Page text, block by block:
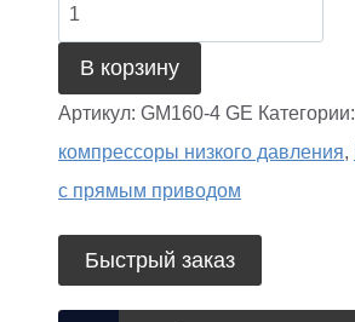
товара
Винтовой
компрессор
GMP
GM160-
4
В корзину
Артикул: GM160-4 GE Категории:
компрессоры низкого давления,
с прямым приводом
Быстрый заказ